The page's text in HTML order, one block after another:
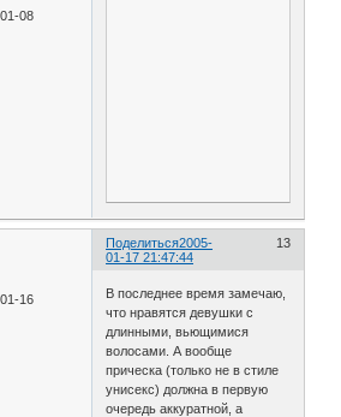
08
Поделиться 13
2005-
01-17 21:47:44
16
В последнее время замечаю,
что нравятся девушки с
длинными, вьющимися
волосами. А вообще
прическа (только не в стиле
унисекс) должна в первую
очередь аккуратной, а